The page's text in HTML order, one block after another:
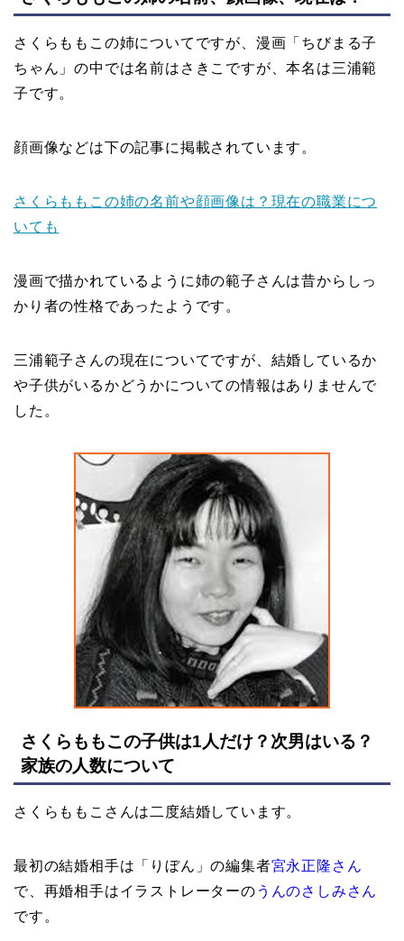
さくらももこの姉についてですが、漫画「ちびまる子
ちゃん」の中では名前はさきこですが、本名は三浦範
子です。
顔画像などは下の記事に掲載されています。
さくらももこの姉の名前や顔画像は？現在の職業につ
いても
漫画で描かれているように姉の範子さんは昔からしっ
かり者の性格であったようです。
三浦範子さんの現在についてですが、結婚しているか
や子供がいるかどうかについての情報はありませんで
した。
さくらももこの子供は1人だけ？次男はいる？
家族の人数について
さくらももこさんは二度結婚しています。
最初の結婚相手は「りぼん」の編集者宮永正隆さん
で、再婚相手はイラストレーターの うんのさしみさん
です。